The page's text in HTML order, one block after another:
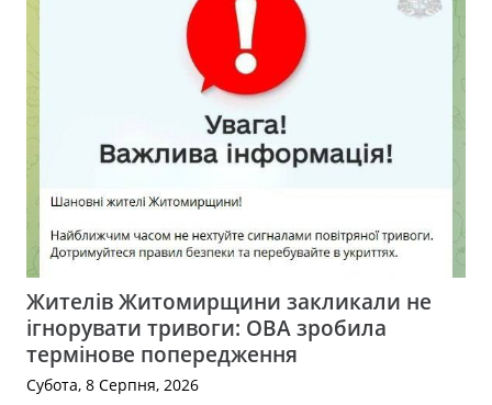
Жителів Житомирщини закликали не
ігнорувати тривоги: ОВА зробила
термінове попередження
Субота, 8 Серпня, 2026